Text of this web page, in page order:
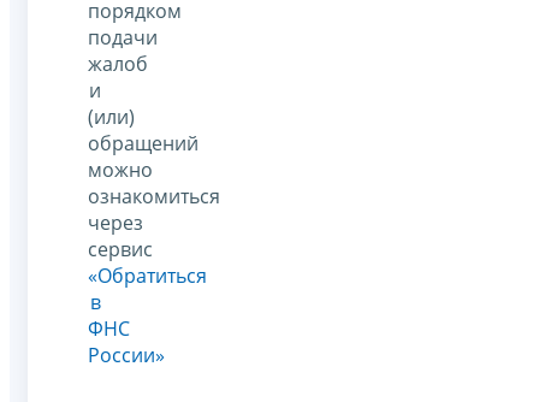
порядком
подачи
жалоб
и
(или)
обращений
можно
ознакомиться
через
сервис
«Обратиться
в
ФНС
России»